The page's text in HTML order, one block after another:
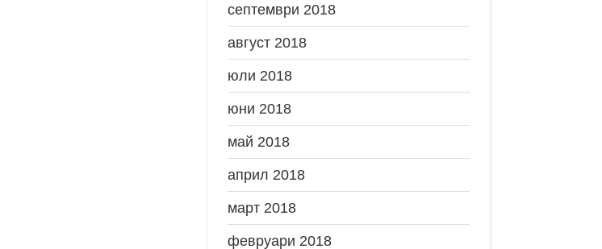
септември 2018
август 2018
юли 2018
юни 2018
май 2018
април 2018
март 2018
февруари 2018